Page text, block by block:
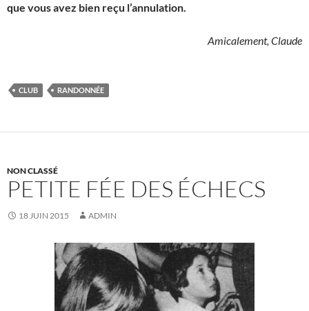
que vous avez bien reçu l’annulation.
Amicalement, Claude
CLUB RANDONNÉE
NON CLASSÉ
PETITE FÉE DES ÉCHECS
18 JUIN 2015 ADMIN